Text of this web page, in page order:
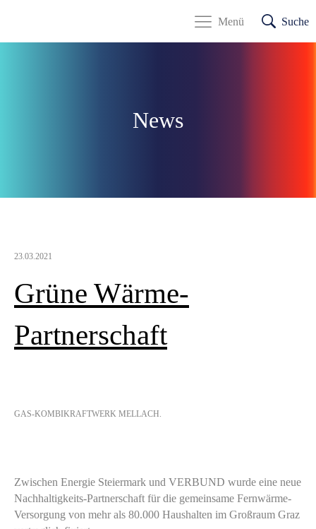
Menü Suche
News
23.03.2021
Grüne Wärme-
Partnerschaft
GAS-KOMBIKRAFTWERK MELLACH.
Zwischen Energie Steiermark und VERBUND wurde eine neue
Nachhaltigkeits-Partnerschaft für die gemeinsame Fernwärme-
Versorgung von mehr als 80.000 Haushalten im Großraum Graz